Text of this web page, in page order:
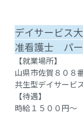
デイサービス
准看護士 パ
【就業場所】
山県市佐賀８０８
共生型デイサービ
【待遇】
時給１５００円～